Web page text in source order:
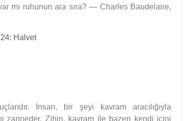
mı ruhunun ara sıra? — Charles Baudelaire,
24: Halvet
İnsan, bir şeyi kavram aracılığıyla
zanneder. Zihin, kavram ile bazen kendi içini